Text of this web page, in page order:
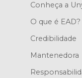
Conheça a
O que é EAD?
Credibilidade
Mantenedora